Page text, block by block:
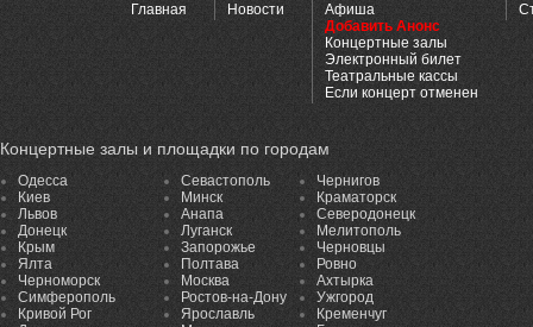
Главная Новости
Афиша
Добавить Анонс
Концертные залы
Электронный билет
Театральные кассы
Если концерт отменен
Концертные залы и площадки по городам
Одесса
Киев
Львов
Донецк
Крым
Ялта
Черноморск
Симферополь
Кривой Рог
Севастополь
Минск
Анапа
Луганск
Запорожье
Полтава
Москва
Ростов-на-Дону
Ярославль
Чернигов
Краматорск
Северодонецк
Мелитополь
Черновцы
Ровно
Ахтырка
Ужгород
Кременчуг